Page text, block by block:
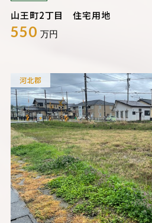
山王町2丁目 住宅用地
550 万円
河北郡